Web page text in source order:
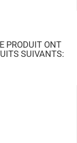
PRODUIT ONT
SUIVANTS: